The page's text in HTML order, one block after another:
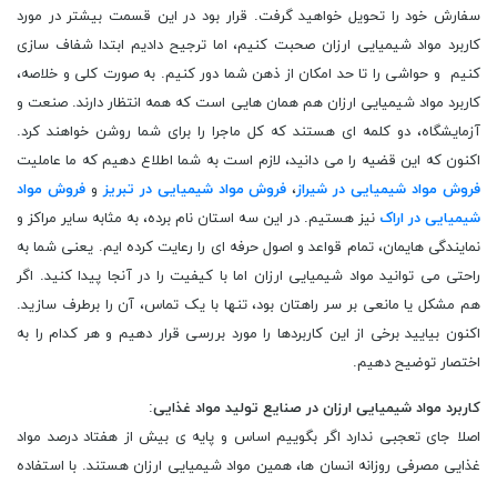
سفارش خود را تحویل خواهید گرفت. قرار بود در این قسمت بیشتر در مورد
کاربرد مواد شیمیایی ارزان صحبت کنیم، اما ترجیح دادیم ابتدا شفاف سازی
کنیم و حواشی را تا حد امکان از ذهن شما دور کنیم. به صورت کلی و خلاصه،
کاربرد مواد شیمیایی ارزان هم همان هایی است که همه انتظار دارند. صنعت و
آزمایشگاه، دو کلمه ای هستند که کل ماجرا را برای شما روشن خواهند کرد.
اکنون که این قضیه را می دانید، لازم است به شما اطلاع دهیم که ما عاملیت
فروش مواد شیمیایی در شیراز، فروش مواد شیمیایی در تبریز وفروش مواد
شیمیایی در اراک نیز هستیم. در این سه استان نام برده، به مثابه سایر مراکز و
نمایندگی هایمان، تمام قواعد و اصول حرفه ای را رعایت کرده ایم. یعنی شما به
راحتی می توانید مواد شیمیایی ارزان اما با کیفیت را در آنجا پیدا کنید. اگر
هم مشکل یا مانعی بر سر راهتان بود، تنها با یک تماس، آن را برطرف سازید.
اکنون بیایید برخی از این کاربردها را مورد بررسی قرار دهیم و هر کدام را به
اختصار توضیح دهیم.
کاربرد مواد شیمیایی ارزان در صنایع تولید مواد غذایی:
اصلا جای تعجبی ندارد اگر بگوییم اساس و پایه ی بیش از هفتاد درصد مواد
غذایی مصرفی روزانه انسان ها، همین مواد شیمیایی ارزان هستند. با استفاده